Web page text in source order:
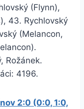
(Flynn),
43. Rychlovský
(Melancon,
Rožánek.
4196.
2:0 (0:0, 1:0,